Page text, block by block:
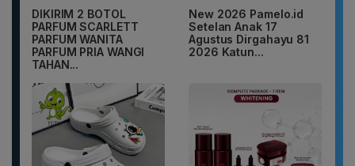
DIKIRIM 2 BOTOL
PARFUM SCARLETT
PARFUM WANITA
PARFUM PRIA WANGI
TAHAN...
New 2026 Pamelo.id
Setelan Anak 17
Agustus Dirgahayu 81
2026 Katun...